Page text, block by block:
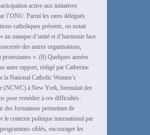
active aux initiatives
l’ONU. Parmi les rares délégués
catholiques présents, on notait
un manque d’unité et d’harmonie face
des autres organisations,
protestantes ». (8) Quelques années
autre rapport, rédigé par Catherine
la National Catholic Women’s
(NCWC) à New York, formulait des
pour remédier à ces difficultés :
des formations permettant de
le contexte politique international par
ciblés, encourager les